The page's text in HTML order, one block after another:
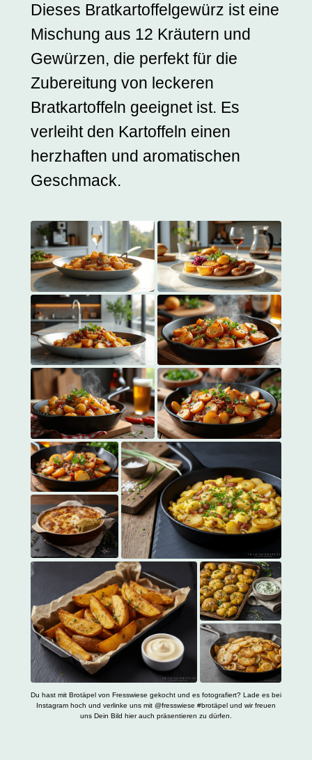
Dieses Bratkartoffelgewürz ist eine
Mischung aus 12 Kräutern und
Gewürzen, die perfekt für die
Zubereitung von leckeren
Bratkartoffeln geeignet ist. Es
verleiht den Kartoffeln einen
herzhaften und aromatischen
Geschmack.
Du hast mit Brotäpel von Fresswiese gekocht und es fotografiert? Lade es bei
Instagram hoch und verlinke uns mit @fresswiese #brotäpel und wir freuen
uns Dein Bild hier auch präsentieren zu dürfen.